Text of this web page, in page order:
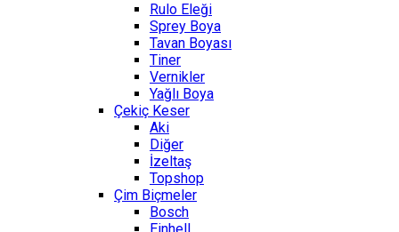
Rulo Eleği
Sprey Boya
Tavan Boyası
Tiner
Vernikler
Yağlı Boya
Çekiç Keser
Aki
Diğer
İzeltaş
Topshop
Çim Biçmeler
Bosch